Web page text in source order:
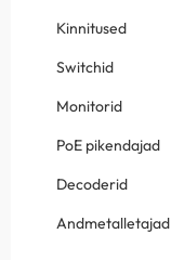
Kinnitused
Switchid
Monitorid
PoE pikendajad
Decoderid
Andmetalletajad